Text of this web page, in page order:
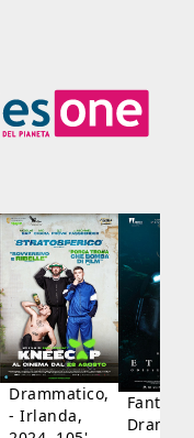
Drammatico,
- Irlanda,